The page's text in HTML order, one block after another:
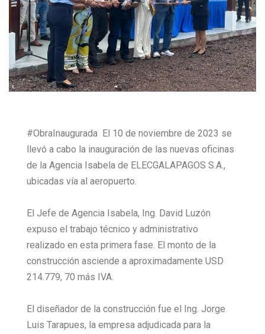
#ObraInaugurada El 10 de noviembre de 2023 se
llevó a cabo la inauguración de las nuevas oficinas
de la Agencia Isabela de ELECGALAPAGOS S.A.,
ubicadas vía al aeropuerto.
El Jefe de Agencia Isabela, Ing. David Luzón
expuso el trabajo técnico y administrativo
realizado en esta primera fase. El monto de la
construcción asciende a aproximadamente USD
214.779, 70 más IVA.
El diseñador de la construcción fue el Ing. Jorge
Luis Tarapues, la empresa adjudicada para la